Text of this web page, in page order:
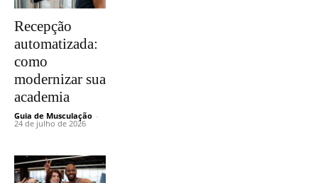
Recepção
automatizada:
como
modernizar sua
academia
Guia de Musculação -
24 de julho de 2026